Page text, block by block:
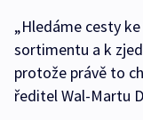
„Hledáme cesty
sortimentu a k
protože právě to
ředitel Wal-Martu